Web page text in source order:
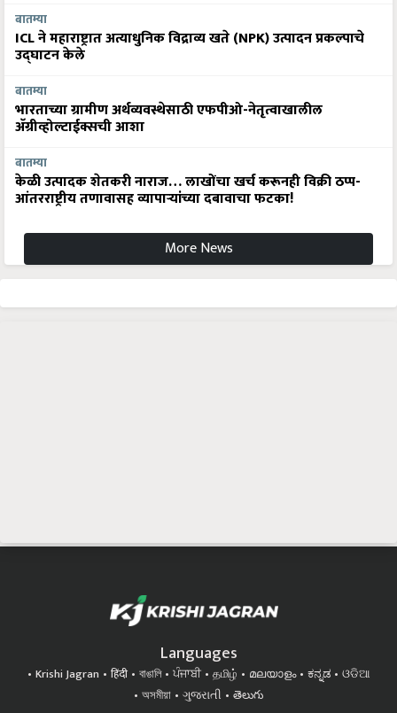
बातम्या
ICL ने महाराष्ट्रात अत्याधुनिक विद्राव्य खते (NPK) उत्पादन प्रकल्पाचे
उद्घाटन केले
बातम्या
भारताच्या ग्रामीण अर्थव्यवस्थेसाठी एफपीओ-नेतृत्वाखालील
अ‍ॅग्रीव्होल्टाईक्सची आशा
बातम्या
केळी उत्पादक शेतकरी नाराज… लाखोंचा खर्च करूनही विक्री ठप्प-
आंतरराष्ट्रीय तणावासह व्यापाऱ्यांच्या दबावाचा फटका!
More News
Languages
Krishi Jagran हिंदी বাঙালি ਪੰਜਾਬੀ தமிழ் മലയാളം ಕನ್ನಡ
ଓଡିଆ
অসমীয়া
ગુજરાતી తెలుగు